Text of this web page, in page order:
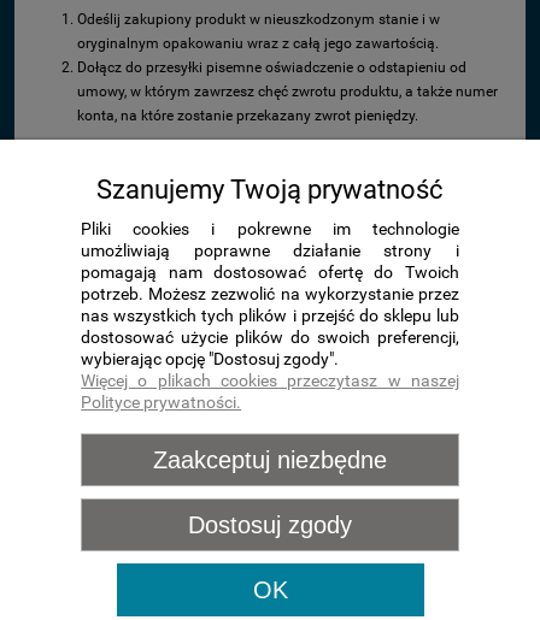
Odeślij zakupiony produkt w nieuszkodzonym stanie i w
oryginalnym opakowaniu wraz z całą jego zawartością.
Dołącz do przesyłki pisemne oświadczenie o odstapieniu od
umowy, w którym zawrzesz chęć zwrotu produktu, a także numer
konta, na które zostanie przekazany zwrot pieniędzy.
Jeżeli Twój zwrot produktu zostanie odrzucony (ze względu na
wskazany adres email informację o nieprzyjęciu zwrotu produktu. W ciągu
7 dni roboczych na wskazany adres zwrotny odeślemy produkt,
pokrywając koszt przesyłki.
Zakupy
Pomoc
Moje konto
Informacje
https://poland.payu.com/wp-content/uploads/sites/14/2020/11/PayU-Raty-
Szanujemy Twoją prywatność
Pliki cookies i pokrewne im technologie
umożliwiają poprawne działanie strony i
pomagają nam dostosować ofertę do Twoich
potrzeb. Możesz zezwolić na wykorzystanie przez
nas wszystkich tych plików i przejść do sklepu lub
dostosować użycie plików do swoich preferencji,
wybierając opcję "Dostosuj zgody".
Więcej o plikach cookies przeczytasz w naszej
Polityce prywatności.
Zaakceptuj niezbędne
Dostosuj zgody
OK